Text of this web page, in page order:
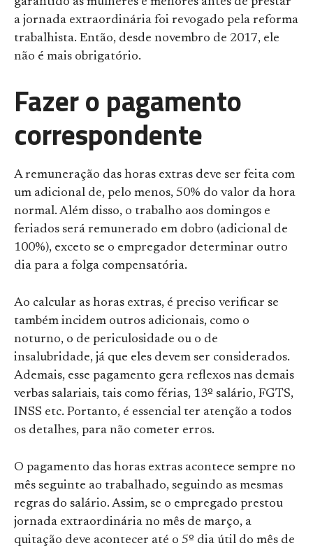
a jornada extraordinária foi revogado pela reforma
trabalhista. Então, desde novembro de 2017, ele
não é mais obrigatório.
Fazer o pagamento
correspondente
A remuneração das horas extras deve ser feita com
um adicional de, pelo menos, 50% do valor da hora
normal. Além disso, o trabalho aos domingos e
feriados será remunerado em dobro (adicional de
100%), exceto se o empregador determinar outro
dia para a folga compensatória.
Ao calcular as horas extras, é preciso verificar se
também incidem outros adicionais, como o
noturno, o de periculosidade ou o de
insalubridade, já que eles devem ser considerados.
Ademais, esse pagamento gera reflexos nas demais
verbas salariais, tais como férias, 13º salário, FGTS,
INSS etc. Portanto, é essencial ter atenção a todos
os detalhes, para não cometer erros.
O pagamento das horas extras acontece sempre no
mês seguinte ao trabalhado, seguindo as mesmas
regras do salário. Assim, se o empregado prestou
jornada extraordinária no mês de março, a
quitação deve acontecer até o 5º dia útil do mês de